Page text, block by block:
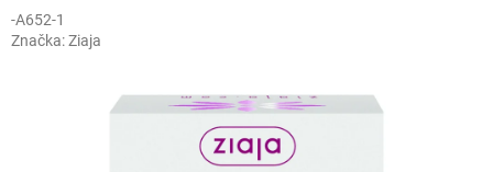
-A652-1
Značka:Ziaja